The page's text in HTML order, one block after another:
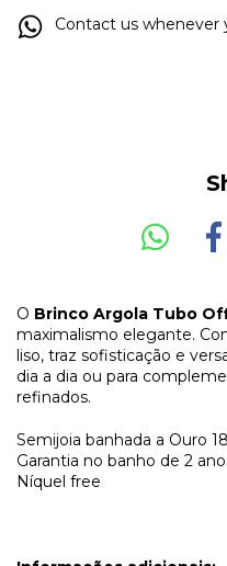
Contact us whenever
O Brinco Argola Tubo
maximalismo elegante.
liso, traz sofisticação e
dia a dia ou para
refinados.
Semijoia banhada a Ouro
Garantia no banho de 2
Níquel free